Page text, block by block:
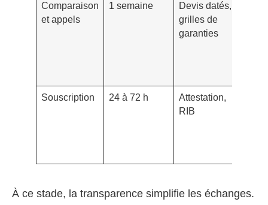
Comparaison
et appels
1 semaine
Devis datés,
grilles de
garanties
Souscription 24 à 72 h
Attestation,
RIB
À ce stade, la transparence simplifie les échanges.